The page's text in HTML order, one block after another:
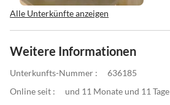
Alle Unterkünfte anzeigen
Weitere Informationen
Unterkunfts-Nummer :
636185
Online seit :
und 11 Monate und 11 Tage